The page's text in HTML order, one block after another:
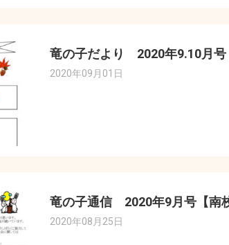
竜の子だより 2020年9.10月号
2020年09月01日
竜の子通信 2020年9月号【南校
2020年08月25日